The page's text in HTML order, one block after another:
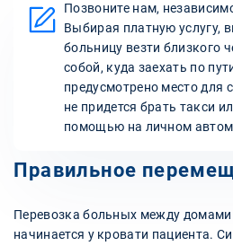
Позвоните нам,
Выбирая платную услугу,
больницу везти близкого
собой, куда заехать по
предусмотрено место
не придется брать такси
помощью на личном
Правильное
Перевозка больных между
начинается у кровати пациента.